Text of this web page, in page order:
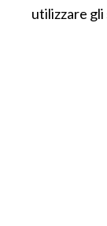
utilizzare